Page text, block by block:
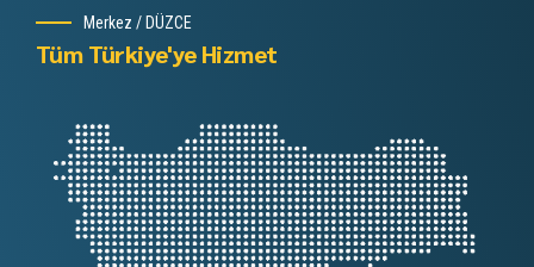
Merkez / DÜZCE
Tüm Türkiye'ye Hizmet